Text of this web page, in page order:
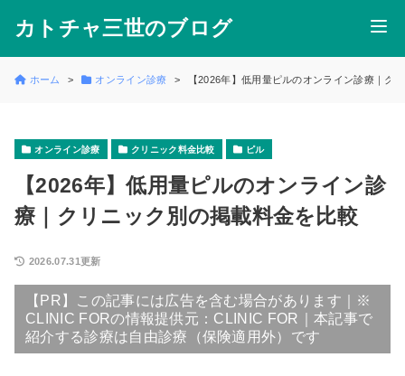
カトチャ三世のブログ
ホーム オンライン診療 【2026年】低用量ピルのオンライン診療｜ク
オンライン診療 クリニック料金比較 ピル
【2026年】低用量ピルのオンライン診
療｜クリニック別の掲載料金を比較
2026.07.31更新
【PR】この記事には広告を含む場合があります｜※
CLINIC FORの情報提供元：CLINIC FOR｜本記事で
紹介する診療は自由診療（保険適用外）です